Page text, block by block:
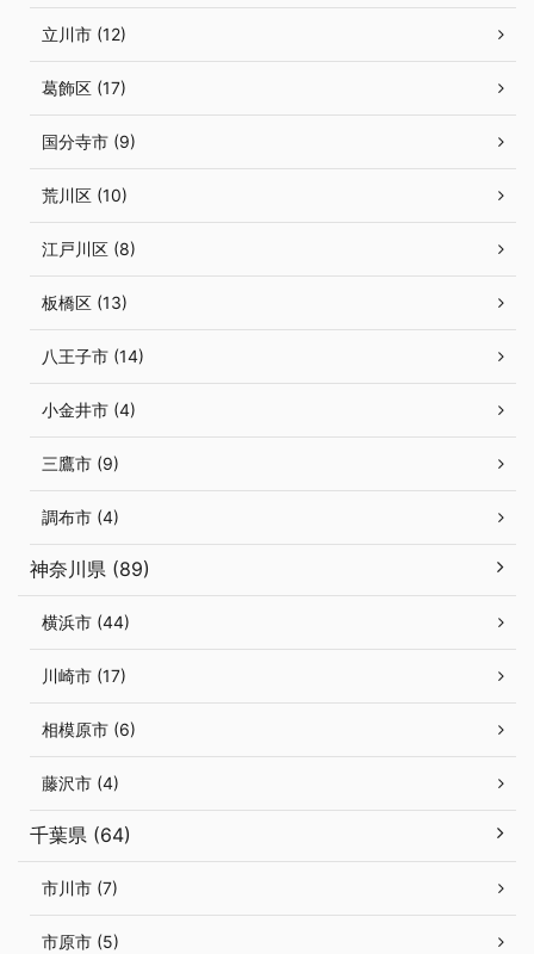
立川市 (12)
葛飾区 (17)
国分寺市 (9)
荒川区 (10)
江戸川区 (8)
板橋区 (13)
八王子市 (14)
小金井市 (4)
三鷹市 (9)
調布市 (4)
神奈川県 (89)
横浜市 (44)
川崎市 (17)
相模原市 (6)
藤沢市 (4)
千葉県 (64)
市川市 (7)
市原市 (5)